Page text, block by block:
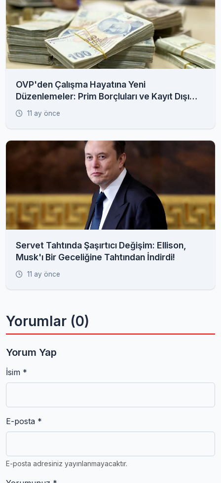
OVP'den Çalışma Hayatına Yeni
Düzenlemeler: Prim Borçluları ve Kayıt Dışı
İstihdam Radarda
11 ay önce
Servet Tahtında Şaşırtıcı Değişim: Ellison,
Musk'ı Bir Geceliğine Tahtından İndirdi!
11 ay önce
Yorumlar (0)
Yorum Yap
İsim *
E-posta *
E-posta adresiniz yayınlanmayacaktır.